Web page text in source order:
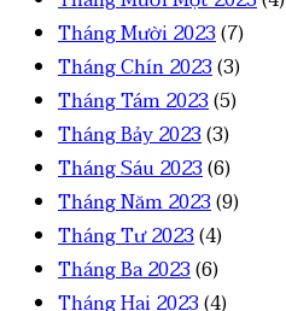
Tháng Mười 2023(7)
Tháng Chín 2023(3)
Tháng Tám 2023(5)
Tháng Bảy 2023(3)
Tháng Sáu 2023(6)
Tháng Năm 2023(9)
Tháng Tư 2023(4)
Tháng Ba 2023(6)
Tháng Hai 2023(4)